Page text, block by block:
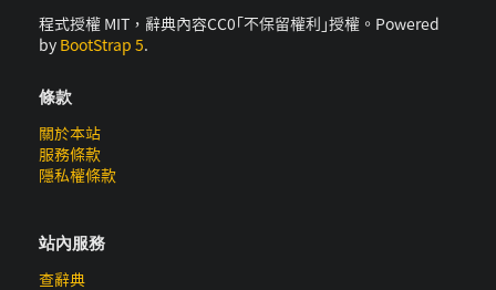
程式授權 MIT，辭典內容CC0｢不保留權利｣授權。Powered
by BootStrap 5.
條款
關於本站
服務條款
隱私權條款
站內服務
查辭典